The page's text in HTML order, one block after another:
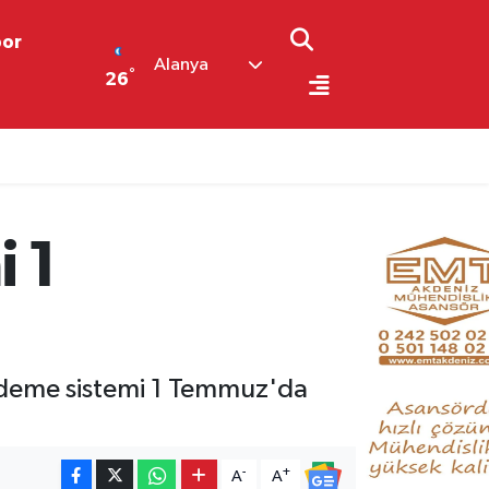
26°
Alanya
sistemi 1 Temmuz'da
A- A+